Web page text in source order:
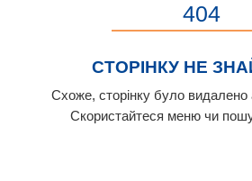
404
СТОРІНКУ НЕ
Схоже, сторінку було видалено
Скористайтеся меню чи